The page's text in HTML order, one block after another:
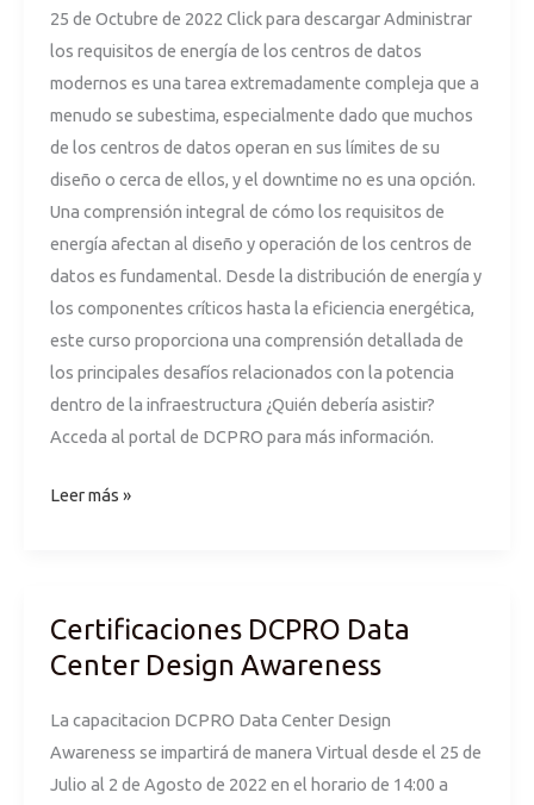
25 de Octubre de 2022 Click para descargar Administrar
los requisitos de energía de los centros de datos
modernos es una tarea extremadamente compleja que a
menudo se subestima, especialmente dado que muchos
de los centros de datos operan en sus límites de su
diseño o cerca de ellos, y el downtime no es una opción.
Una comprensión integral de cómo los requisitos de
energía afectan al diseño y operación de los centros de
datos es fundamental. Desde la distribución de energía y
los componentes críticos hasta la eficiencia energética,
este curso proporciona una comprensión detallada de
los principales desafíos relacionados con la potencia
dentro de la infraestructura ¿Quién debería asistir?
Acceda al portal de DCPRO para más información.
Leer más »
Certificaciones DCPRO Data
Center Design Awareness
La capacitacion DCPRO Data Center Design
Awareness se impartirá de manera Virtual desde el 25 de
Julio al 2 de Agosto de 2022 en el horario de 14:00 a
Certificaciones
DCPRO
Center
Design
Awareness